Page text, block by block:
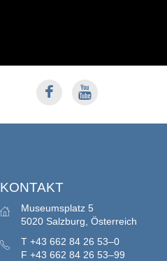
KONTAKT
Museumsplatz 5
5020 Salzburg, Österreich
T +43 662 84 26 53–0
F +43 662 84 26 53–99